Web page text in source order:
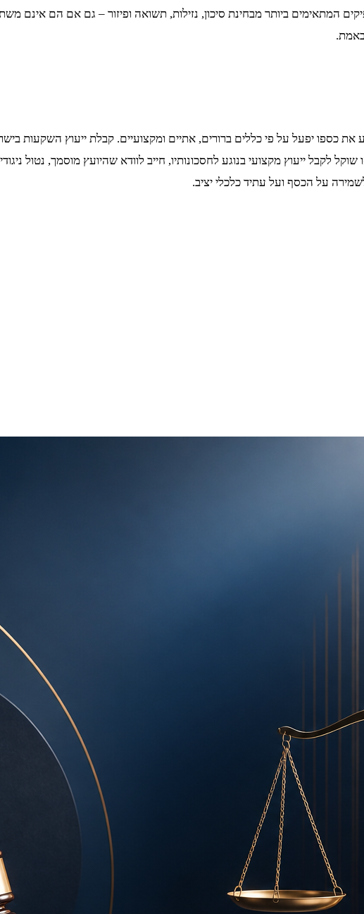
המתאימים ביותר מבחינת סיכון, נזילות, תשואה ופיזור – גם אם הם אינם
באמת.
כספו יפעל על פי כללים ברורים, אתיים ומקצועיים. קבלת ייעוץ השקעות
לקבל ייעוץ מקצועי בנוגע לחסכונותיו, חייב לוודא שהיועץ מוסמך, נטול
על הכסף ועל עתיד כלכלי יציב.